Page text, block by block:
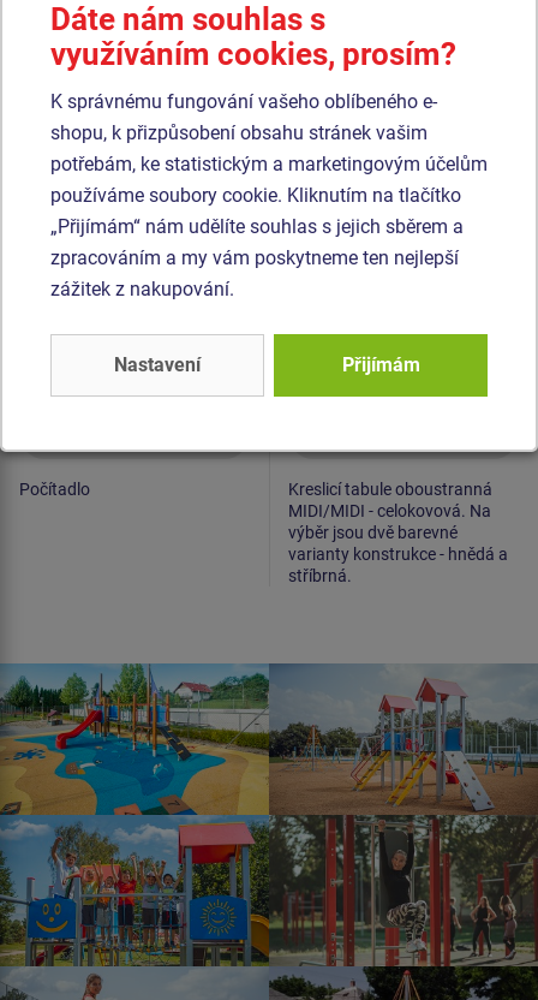
Podobnézboží
Produkt - EDP-6125K-10
Edukační panel -
Počítadlo - celokovový
Počítadlo
Kreslicí dvojtabule
oboustranná MIDI/MIDI
KTA6200K - celokovová
Kreslicí tabule oboustranná
MIDI/MIDI - celokovová. Na
výběr jsou dvě barevné
varianty konstrukce - hnědá a
stříbrná.
Dáte nám souhlas s
využíváním cookies, prosím?
K správnému fungování vašeho oblíbeného e-
shopu, k přizpůsobení obsahu stránek vašim
potřebám, ke statistickým a marketingovým účelům
používáme soubory cookie. Kliknutím na tlačítko
„Přijímám“ nám udělíte souhlas s jejich sběrem a
zpracováním a my vám poskytneme ten nejlepší
zážitek z nakupování.
Nastavení Přijímám